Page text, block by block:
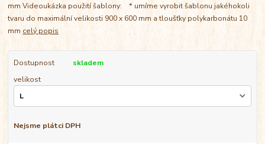
mm Videoukázka použití šablony: * umíme vyrobit šablonu jakéhokoli
tvaru do maximální velikosti 900 x 600 mm a tloušťky polykarbonátu 10
mm celý popis
Dostupnost
skladem
velikost
Nejsme plátci DPH